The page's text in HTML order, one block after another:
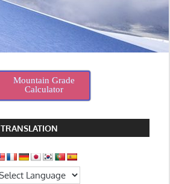
Mountain Grade
Calculator
TRANSLATION